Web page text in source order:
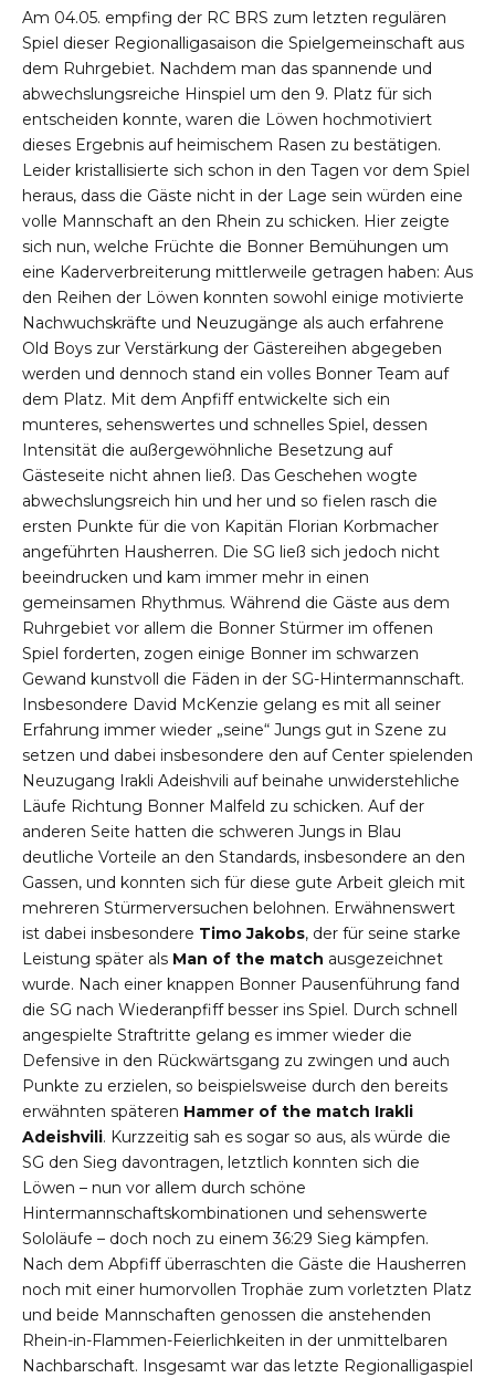
Am 04.05. empfing der RC BRS zum letzten regulären
Spiel dieser Regionalligasaison die Spielgemeinschaft aus
dem Ruhrgebiet. Nachdem man das spannende und
abwechslungsreiche Hinspiel um den 9. Platz für sich
entscheiden konnte, waren die Löwen hochmotiviert
dieses Ergebnis auf heimischem Rasen zu bestätigen.
Leider kristallisierte sich schon in den Tagen vor dem Spiel
heraus, dass die Gäste nicht in der Lage sein würden eine
volle Mannschaft an den Rhein zu schicken. Hier zeigte
sich nun, welche Früchte die Bonner Bemühungen um
eine Kaderverbreiterung mittlerweile getragen haben: Aus
den Reihen der Löwen konnten sowohl einige motivierte
Nachwuchskräfte und Neuzugänge als auch erfahrene
Old Boys zur Verstärkung der Gästereihen abgegeben
werden und dennoch stand ein volles Bonner Team auf
dem Platz. Mit dem Anpfiff entwickelte sich ein
munteres, sehenswertes und schnelles Spiel, dessen
Intensität die außergewöhnliche Besetzung auf
Gästeseite nicht ahnen ließ. Das Geschehen wogte
abwechslungsreich hin und her und so fielen rasch die
ersten Punkte für die von Kapitän Florian Korbmacher
angeführten Hausherren. Die SG ließ sich jedoch nicht
beeindrucken und kam immer mehr in einen
gemeinsamen Rhythmus. Während die Gäste aus dem
Ruhrgebiet vor allem die Bonner Stürmer im offenen
Spiel forderten, zogen einige Bonner im schwarzen
Gewand kunstvoll die Fäden in der SG-Hintermannschaft.
Insbesondere David McKenzie gelang es mit all seiner
Erfahrung immer wieder „seine“ Jungs gut in Szene zu
setzen und dabei insbesondere den auf Center spielenden
Neuzugang Irakli Adeishvili auf beinahe unwiderstehliche
Läufe Richtung Bonner Malfeld zu schicken. Auf der
anderen Seite hatten die schweren Jungs in Blau
deutliche Vorteile an den Standards, insbesondere an den
Gassen, und konnten sich für diese gute Arbeit gleich mit
mehreren Stürmerversuchen belohnen. Erwähnenswert
ist dabei insbesondere Timo Jakobs, der für seine starke
Leistung später als Man of the match ausgezeichnet
wurde. Nach einer knappen Bonner Pausenführung fand
die SG nach Wiederanpfiff besser ins Spiel. Durch schnell
angespielte Straftritte gelang es immer wieder die
Defensive in den Rückwärtsgang zu zwingen und auch
Punkte zu erzielen, so beispielsweise durch den bereits
erwähnten späteren Hammer of the match Irakli
Adeishvili. Kurzzeitig sah es sogar so aus, als würde die
SG den Sieg davontragen, letztlich konnten sich die
Löwen – nun vor allem durch schöne
Hintermannschaftskombinationen und sehenswerte
Sololäufe – doch noch zu einem 36:29 Sieg kämpfen.
Nach dem Abpfiff überraschten die Gäste die Hausherren
noch mit einer humorvollen Trophäe zum vorletzten Platz
und beide Mannschaften genossen die anstehenden
Rhein-in-Flammen-Feierlichkeiten in der unmittelbaren
Nachbarschaft. Insgesamt war das letzte Regionalligaspiel